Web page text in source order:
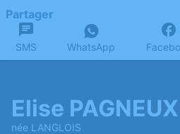
Partager
SMS WhatsApp
Elise PAGNEUX
née LANGLOIS